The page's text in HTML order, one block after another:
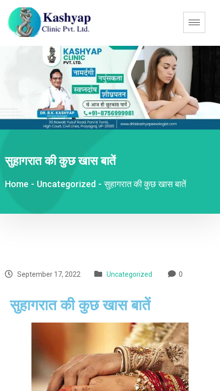
सुहागरात की कुछ खास बातें
Home - Uncategorized - सुहागरात की कुछ खास बातें
September 17, 2022 Uncategorized 0
सुहागरात की कुछ खास बातें